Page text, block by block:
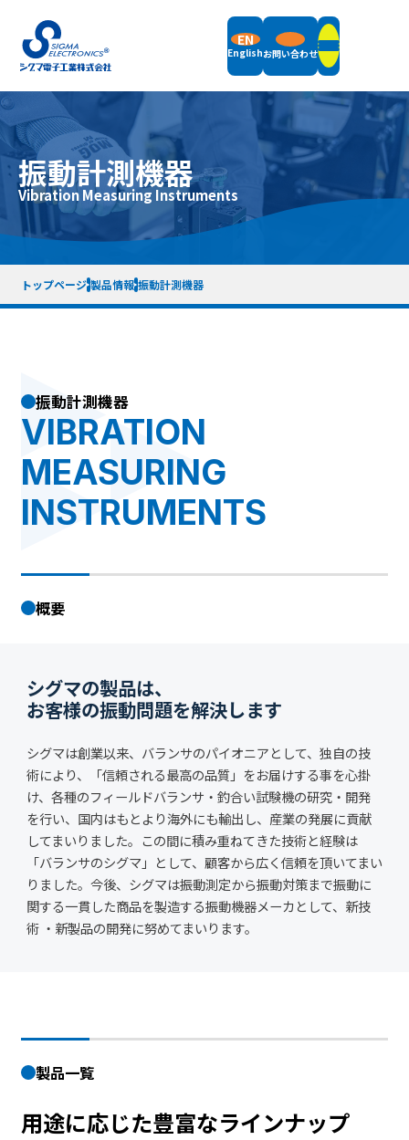
EN
Englishお問い合わせ
製品情報
フィールドバランサ
立形釣合い試験機
横形釣合い試験機
振動計測機器
梱包重量・サイズ一覧表
計測機器レンタル
サポート
サポート情報トップ
リモートデモについて
サポート終了機種一覧
企業概要
徹底解析 シグマ電子工業の仕組み
募集要項
お問い合わせ
振動計測機器
Vibration Measuring Instruments
トップページ 製品情報 振動計測機器
振動計測機器
VIBRATION
MEASURING
INSTRUMENTS
概要
シグマの製品は、
お客様の振動問題を解決します
シグマは創業以来、バランサのパイオニアとして、独自の技
術により、「信頼される最高の品質」をお届けする事を心掛
け、各種のフィールドバランサ・釣合い試験機の研究・開発
を行い、国内はもとより海外にも輸出し、産業の発展に貢献
してまいりました。この間に積み重ねてきた技術と経験は
「バランサのシグマ」として、顧客から広く信頼を頂いてまい
りました。今後、シグマは振動測定から振動対策まで振動に
関する一貫した商品を製造する振動機器メーカとして、新技
術 ・新製品の開発に努めてまいります。
製品一覧
用途に応じた豊富なラインナップ